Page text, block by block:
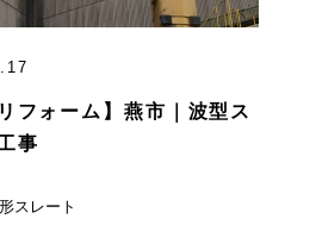
フォーム】燕市｜波型ス
事
スレート